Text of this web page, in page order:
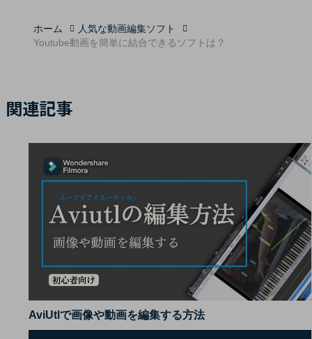
ホーム
人気な動画編集ソフト
Youtube動画を簡単に結合できるソフトは？
関連記事
AviUtlで画像や動画を編集する方法